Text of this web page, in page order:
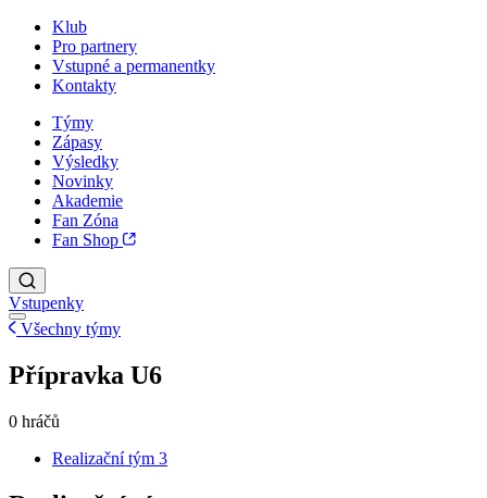
Klub
Pro partnery
Vstupné a permanentky
Kontakty
Týmy
Zápasy
Výsledky
Novinky
Akademie
Fan Zóna
Fan Shop
Vstupenky
Všechny týmy
Přípravka U6
0 hráčů
Realizační tým 3